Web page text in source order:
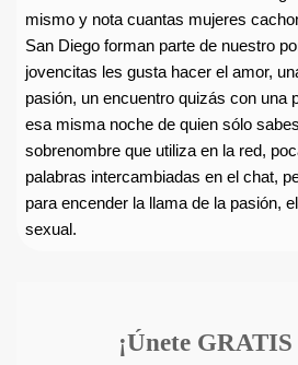
mismo y nota cuantas mujeres
San Diego forman parte de nuestro
jovencitas les gusta hacer el amor,
pasión, un encuentro quizás con una
esa misma noche de quien sólo
sobrenombre que utiliza en la red,
palabras intercambiadas en el chat,
para encender la llama de la pasión,
sexual.
¡Únete